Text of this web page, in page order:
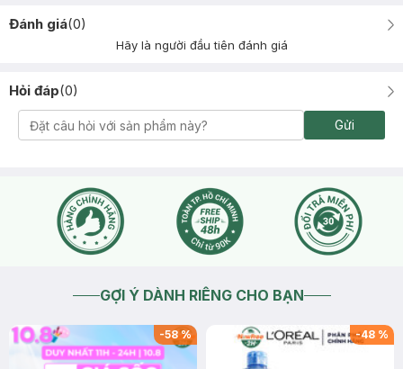
Đánh giá(0)
Hãy là người đầu tiên đánh giá
Hỏi đáp(0)
Gửi
GỢI Ý DÀNH RIÊNG CHO BẠN
-58% -48 %